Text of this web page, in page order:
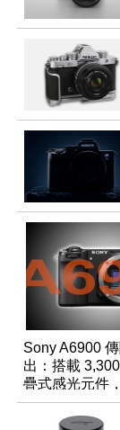
Sony A6900
出：搭載
疊式感光元件
超過 15 級